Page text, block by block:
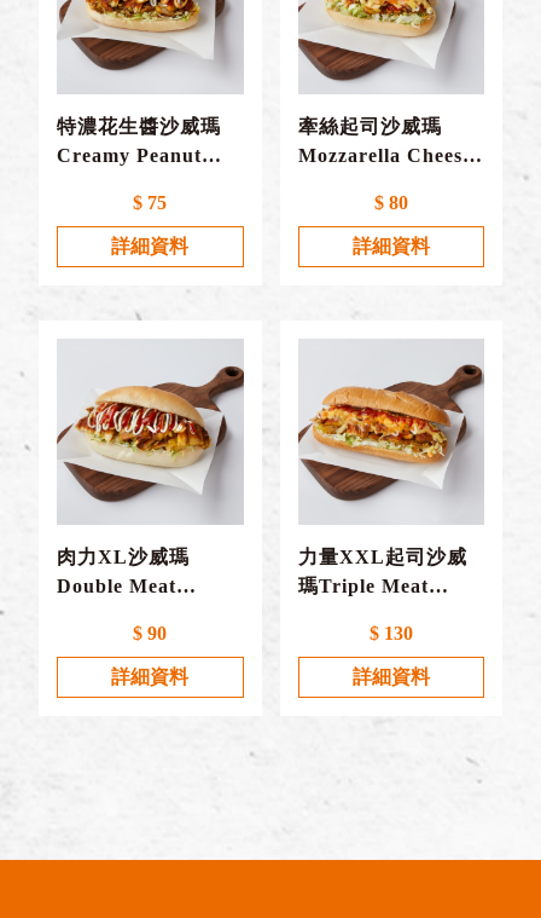
特濃花生醬沙威瑪
Creamy Peanut
$ 75
詳細資料
牽絲起司沙威瑪
Mozzarella Cheese
$ 80
詳細資料
肉力XL沙威瑪
Double Meat
$ 90
詳細資料
力量XXL起司沙威
瑪Triple Meat
with Cheese
$ 130
詳細資料